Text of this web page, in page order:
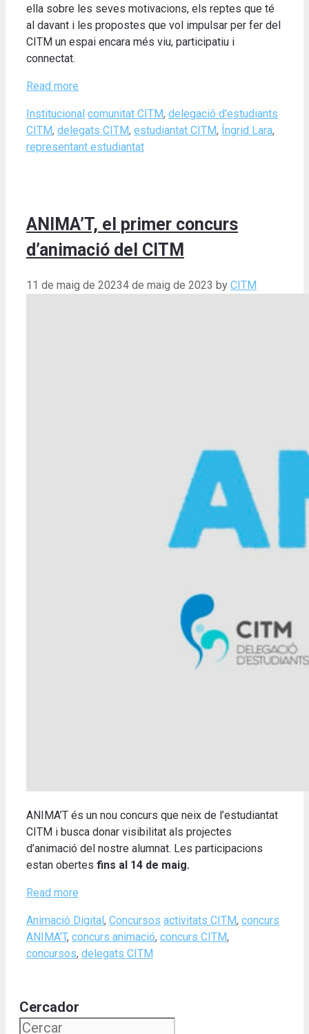
ella sobre les seves motivacions, els reptes que té
al davant i les propostes que vol impulsar per fer del
CITM un espai encara més viu, participatiu i
connectat.
Read more
Categories
Institucional Tags
comunitat CITM, delegació d'estudiants
CITM, delegats CITM, estudiantat CITM, Íngrid Lara,
representant estudiantat
ANIMA’T, el primer concurs
d’animació del CITM
11 de maig de 20234 de maig de 2023 by CITM
ANIMA’T és un nou concurs que neix de l’estudiantat
CITM i busca donar visibilitat als projectes
d’animació del nostre alumnat. Les participacions
estan obertes fins al 14 de maig.
Read more
Categories
Animació Digital, Concursos Tags
activitats CITM, concurs
ANIMA'T, concurs animació, concurs CITM,
concursos, delegats CITM
Cercador